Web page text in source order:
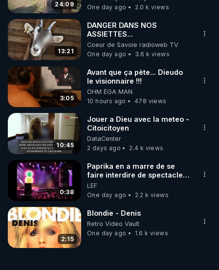
code : REGENERE10
▶ 30 jours gratuit sur l’application de méditation et
de bien-être ENVOL :
Rendez-vous sur https://www.envol.app/code
le code : REGENERE
24:09
Bretagne
One day ago
2.0 k views
13:21
DANGER DANS NOS
ASSIETTES...
Coeur de Savoie radioweb TV
One day ago
3.6 k views
3:05
Avant que ça pète... Dieudo
le visionnaire !!!
OHM ÉGA MAN
10 hours ago
478 views
10:45
Jouer a Dieu avec la meteo -
Citoicitoyen
DataCenter
2 days ago
2.4 k views
0:38
Paprika en a marre de se
faire interdire de spectacle.
Elle décide donc de devenir
DJ !
LEF
One day ago
2.2 k views
2:15
Blondie - Denis
Retro Video Vault
One day ago
1.6 k views